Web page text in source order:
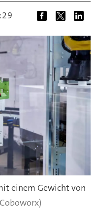
einem Gewicht von